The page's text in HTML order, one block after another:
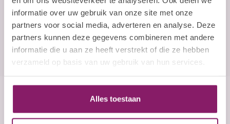
informatie over uw gebruik van onze site met onze
partners voor social media, adverteren en analyse. Deze
partners kunnen deze gegevens combineren met andere
informatie die u aan ze heeft verstrekt of die ze hebben
verzameld op basis van uw gebruik van hun services.
Alles toestaan
Abonneer
Nails and More